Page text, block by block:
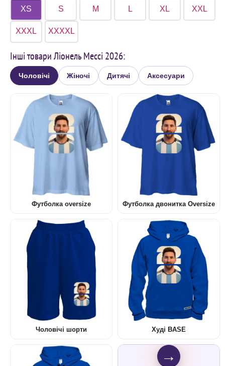
XS S M L XL XXL
XXXL XXXXL
Інші товари Ліонель Мессі 2026:
Чоловічі Жіночі Дитячі Аксесуари
Футболка oversize Футболка двонитка Oversize
Чоловічі шорти Худі BASE
→